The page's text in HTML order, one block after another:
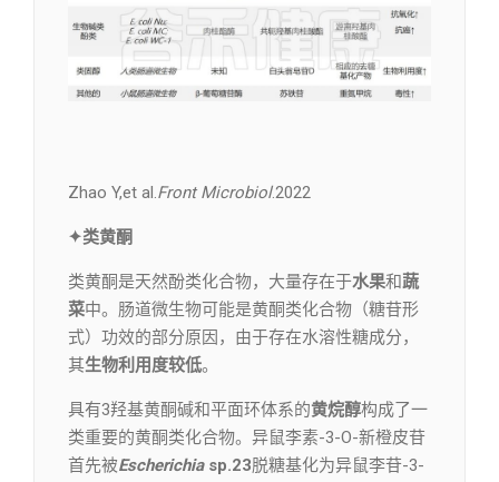
Zhao Y,et al.Front Microbiol.2022
✦类黄酮
类黄酮是天然酚类化合物，大量存在于水果和蔬
菜中。肠道微生物可能是黄酮类化合物（糖苷形
式）功效的部分原因，由于存在水溶性糖成分，
其生物利用度较低。
具有3羟基黄酮碱和平面环体系的黄烷醇构成了一
类重要的黄酮类化合物。异鼠李素-3-O-新橙皮苷
首先被Escherichiasp.23脱糖基化为异鼠李苷-3-